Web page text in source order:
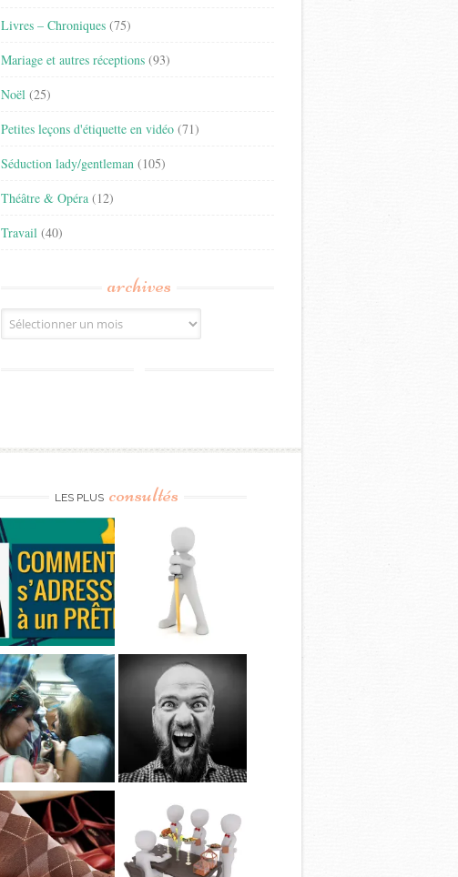
Livres – Chroniques (75)
Mariage et autres réceptions (93)
Noël (25)
Petites leçons d'étiquette en vidéo (71)
Séduction lady/gentleman (105)
Théâtre & Opéra (12)
Travail (40)
archives
Archives
LES PLUS consultés